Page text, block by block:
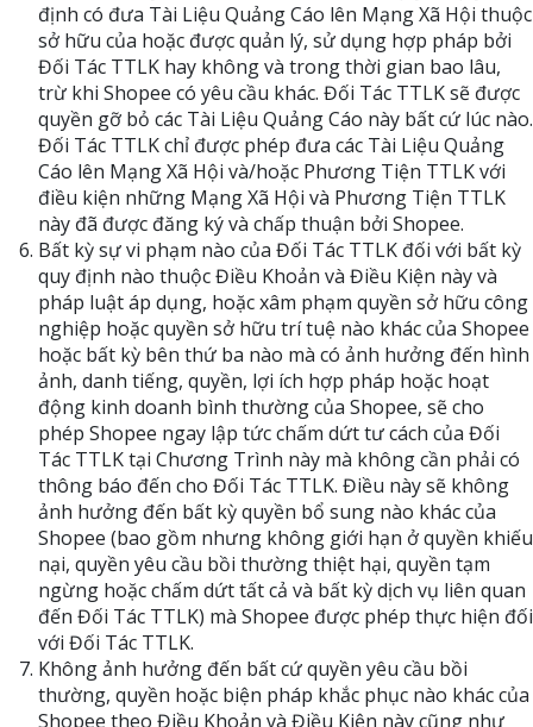
định có đưa Tài Liệu Quảng Cáo lên Mạng Xã Hội thuộc
sở hữu của hoặc được quản lý, sử dụng hợp pháp bởi
Đối Tác TTLK hay không và trong thời gian bao lâu,
trừ khi Shopee có yêu cầu khác. Đối Tác TTLK sẽ được
quyền gỡ bỏ các Tài Liệu Quảng Cáo này bất cứ lúc nào.
Đối Tác TTLK chỉ được phép đưa các Tài Liệu Quảng
Cáo lên Mạng Xã Hội và/hoặc Phương Tiện TTLK với
điều kiện những Mạng Xã Hội và Phương Tiện TTLK
này đã được đăng ký và chấp thuận bởi Shopee.
Bất kỳ sự vi phạm nào của Đối Tác TTLK đối với bất kỳ
quy định nào thuộc Điều Khoản và Điều Kiện này và
pháp luật áp dụng, hoặc xâm phạm quyền sở hữu công
nghiệp hoặc quyền sở hữu trí tuệ nào khác của Shopee
hoặc bất kỳ bên thứ ba nào mà có ảnh hưởng đến hình
ảnh, danh tiếng, quyền, lợi ích hợp pháp hoặc hoạt
động kinh doanh bình thường của Shopee, sẽ cho
phép Shopee ngay lập tức chấm dứt tư cách của Đối
Tác TTLK tại Chương Trình này mà không cần phải có
thông báo đến cho Đối Tác TTLK. Điều này sẽ không
ảnh hưởng đến bất kỳ quyền bổ sung nào khác của
Shopee (bao gồm nhưng không giới hạn ở quyền khiếu
nại, quyền yêu cầu bồi thường thiệt hại, quyền tạm
ngừng hoặc chấm dứt tất cả và bất kỳ dịch vụ liên quan
đến Đối Tác TTLK) mà Shopee được phép thực hiện đối
với Đối Tác TTLK.
Không ảnh hưởng đến bất cứ quyền yêu cầu bồi
thường, quyền hoặc biện pháp khắc phục nào khác của
Shopee theo Điều Khoản và Điều Kiện này cũng như